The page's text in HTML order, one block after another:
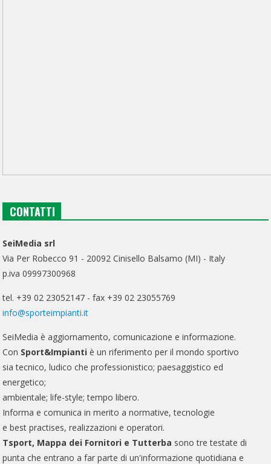
CONTATTI
SeiMedia srl
Via Per Robecco 91 - 20092 Cinisello Balsamo (MI) - Italy
p.iva 09997300968
tel. +39 02 23052147 - fax +39 02 23055769
info@sporteimpianti.it
SeiMedia è aggiornamento, comunicazione e informazione.
Con Sport&Impianti è un riferimento per il mondo sportivo
sia tecnico, ludico che professionistico; paesaggistico ed
energetico;
ambientale; life-style; tempo libero.
Informa e comunica in merito a normative, tecnologie
e best practises, realizzazioni e operatori.
Tsport, Mappa dei Fornitori e Tutterba sono tre testate di
punta che entrano a far parte di un'informazione quotidiana e